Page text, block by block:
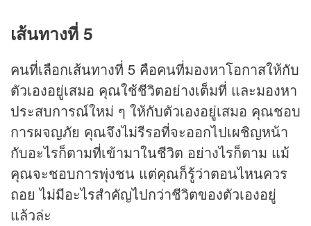
เส้นทางที่ 5
คนที่เลือกเส้นทางที่ 5 คือคนที่มองหาโอกาสให้กับ
ตัวเองอยู่เสมอ คุณใช้ชีวิตอย่างเต็มที่ และมองหา
ประสบการณ์ใหม่ ๆ ให้กับตัวเองอยู่เสมอ คุณชอบ
การผจญภัย คุณจึงไม่รีรอที่จะออกไปเผชิญหน้า
กับอะไรก็ตามที่เข้ามาในชีวิต อย่างไรก็ตาม แม้
คุณจะชอบการพุ่งชน แต่คุณก็รู้ว่าตอนไหนควร
ถอย ไม่มีอะไรสำคัญไปกว่าชีวิตของตัวเองอยู่
แล้วล่ะ